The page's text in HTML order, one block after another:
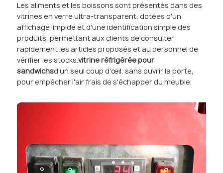
Les aliments et les boissons sont présentés dans des
vitrines en verre ultra-transparent, dotées d'un
affichage limpide et d'une identification simple des
produits, permettant aux clients de consulter
rapidement les articles proposés et au personnel de
vérifier les stocks.vitrine réfrigérée pour
sandwichsd'un seul coup d'œil, sans ouvrir la porte,
pour empêcher l'air frais de s'échapper du meuble.